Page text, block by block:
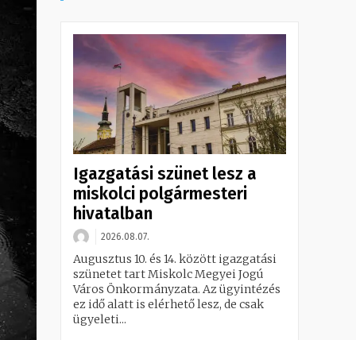
Igazgatási szünet lesz a
miskolci polgármesteri
hivatalban
2026.08.07.
Augusztus 10. és 14. között igazgatási
szünetet tart Miskolc Megyei Jogú
Város Önkormányzata. Az ügyintézés
ez idő alatt is elérhető lesz, de csak
ügyeleti...